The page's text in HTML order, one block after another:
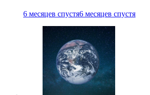
6 месяцев спустя6 месяцев спустя